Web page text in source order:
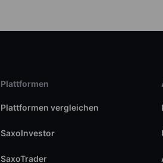
Plattformen
Plattformen vergleichen
SaxoInvestor
SaxoTrader